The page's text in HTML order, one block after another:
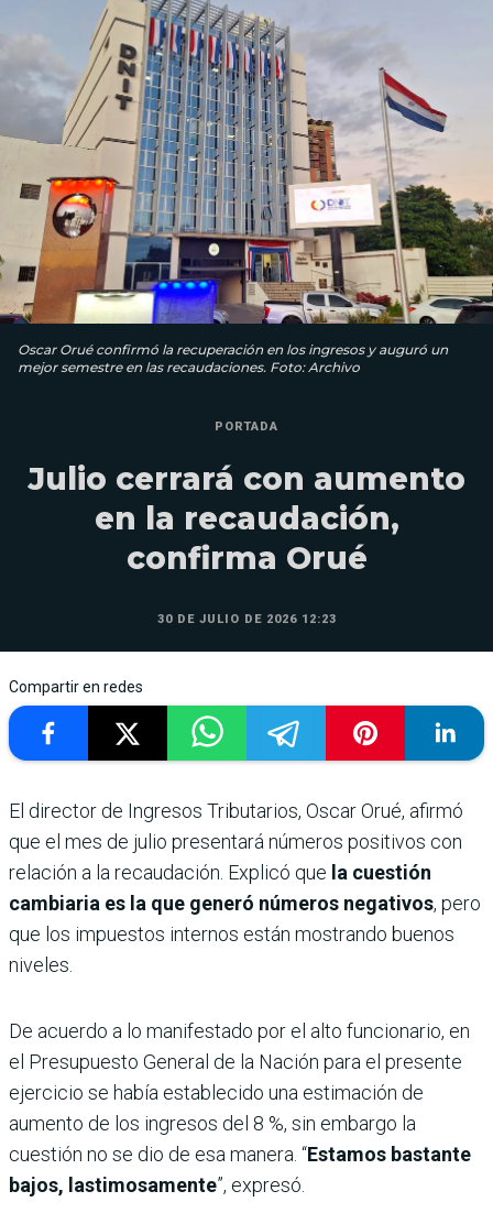
Oscar Orué confirmó la recuperación en los ingresos y auguró un
mejor semestre en las recaudaciones. Foto: Archivo
PORTADA
Julio cerrará con aumento
en la recaudación,
confirma Orué
30 DE JULIO DE 2026 12:23
Compartir en redes
El director de Ingresos Tributarios, Oscar Orué, afirmó
que el mes de julio presentará números positivos con
relación a la recaudación. Explicó que la cuestión
cambiaria es la que generó números negativos, pero
que los impuestos internos están mostrando buenos
niveles.
De acuerdo a lo manifestado por el alto funcionario, en
el Presupuesto General de la Nación para el presente
ejercicio se había establecido una estimación de
aumento de los ingresos del 8 %, sin embargo la
cuestión no se dio de esa manera. “Estamos bastante
bajos, lastimosamente”, expresó.